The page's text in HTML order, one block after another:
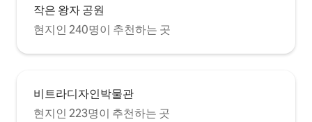
작은 왕자 공원
현지인 240명이 추천하는 곳
비트라디자인박물관
현지인 223명이 추천하는 곳